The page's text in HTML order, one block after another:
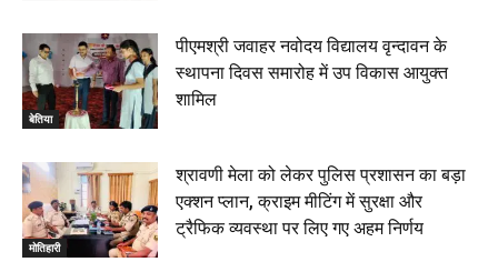
बेतिया
पीएमश्री जवाहर नवोदय विद्यालय वृन्दावन के
स्थापना दिवस समारोह में उप विकास आयुक्त
शामिल
मोतिहारी
श्रावणी मेला को लेकर पुलिस प्रशासन का बड़ा
एक्शन प्लान, क्राइम मीटिंग में सुरक्षा और
ट्रैफिक व्यवस्था पर लिए गए अहम निर्णय